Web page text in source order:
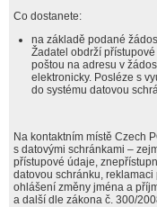
Co dostanete:
na základě podané
Žadatel obdrží
poštou na adresu v
elektronicky. Posléze s
do systému datovou
Na kontaktním místě Czech
s datovými schránkami –
přístupové údaje,
datovou schránku,
ohlášení změny jména a
a další dle zákona č. 300/